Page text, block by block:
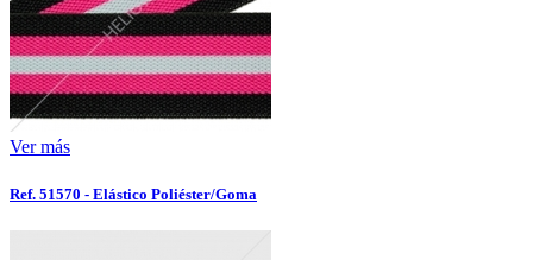
Ver más
Ref. 51570 - Elástico Poliéster/Goma